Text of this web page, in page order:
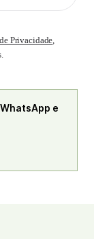
Privacidade,
e